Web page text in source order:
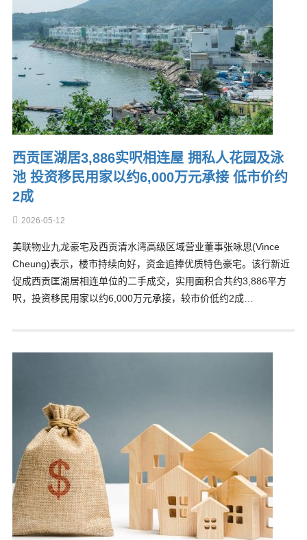
西贡匡湖居3,886实呎相连屋 拥私人花园及泳
池 投资移民用家以约6,000万元承接 低市价约
2成
2026-05-12
美联物业九龙豪宅及西贡清水湾高级区域营业董事张咏思(Vince
Cheung)表示，楼市持续向好，资金追捧优质特色豪宅。该行新近
促成西贡匡湖居相连单位的二手成交，实用面积合共约3,886平方
呎，投资移民用家以约6,000万元承接，较市价低约2成…